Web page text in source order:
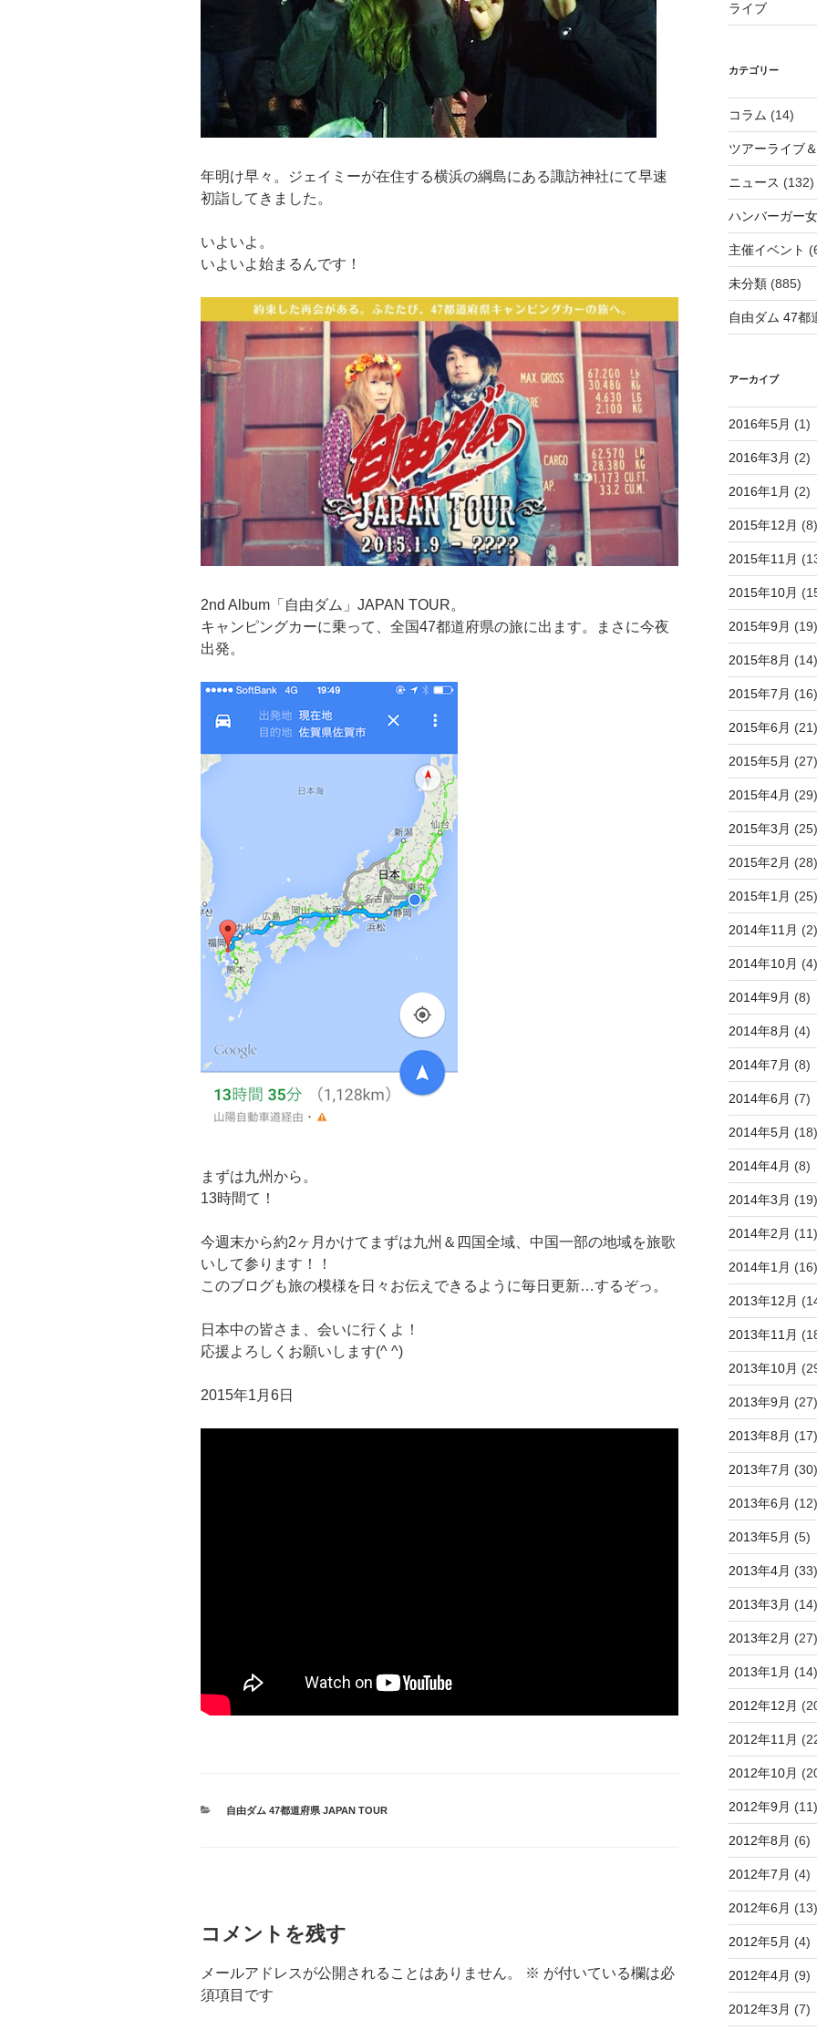
年明け早々。ジェイミーが在住する横浜の綱島にある諏訪神社にて早速
初詣してきました。
いよいよ。
いよいよ始まるんです！
2nd Album「自由ダム」JAPAN TOUR。
キャンピングカーに乗って、全国47都道府県の旅に出ます。まさに今夜
出発。
まずは九州から。
13時間て！
今週末から約2ヶ月かけてまずは九州＆四国全域、中国一部の地域を旅歌
いして参ります！！
このブログも旅の模様を日々お伝えできるように毎日更新…するぞっ。
日本中の皆さま、会いに行くよ！
応援よろしくお願いします(^ ^)
2015年1月6日
カ
自由ダム 47都道府県 JAPAN TOUR
コメントを残す
メールアドレスが公開されることはありません。 ※ が付いている欄は必
須項目です
ライブ
カテゴリー
コラム (14)
ツアーライブ
ニュース (132)
ハンバーガー
主催イベント
未分類(885)
自由ダム 47都
アーカイブ
2016年5月 (1)
2016年3月 (2)
2016年1月 (2)
2015年12月 (8)
2015年11月
2015年10月
2015年9月 (19)
2015年8月 (14)
2015年7月 (16)
2015年6月 (21)
2015年5月 (27)
2015年4月 (29)
2015年3月 (25)
2015年2月 (28)
2015年1月 (25)
2014年11月 (2)
2014年10月 (4)
2014年9月 (8)
2014年8月 (4)
2014年7月 (8)
2014年6月 (7)
2014年5月 (18)
2014年4月 (8)
2014年3月 (19)
2014年2月 (11)
2014年1月 (16)
2013年12月
2013年11月
2013年10月
2013年9月 (27)
2013年8月 (17)
2013年7月 (30)
2013年6月 (12)
2013年5月 (5)
2013年4月 (33)
2013年3月 (14)
2013年2月 (27)
2013年1月 (14)
2012年12月
2012年11月
2012年10月
2012年9月 (11)
2012年8月 (6)
2012年7月 (4)
2012年6月 (13)
2012年5月 (4)
2012年4月 (9)
2012年3月 (7)